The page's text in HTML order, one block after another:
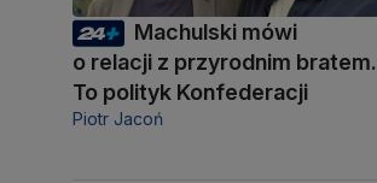
Machulski mówi
o relacji z przyrodnim bratem.
To polityk Konfederacji
Piotr Jacoń